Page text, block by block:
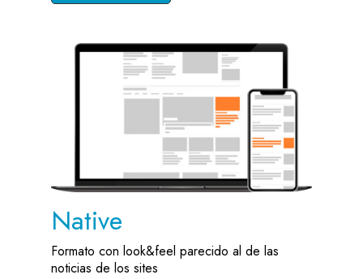
Native
Formato con look&feel parecido al de las
noticias de los sites